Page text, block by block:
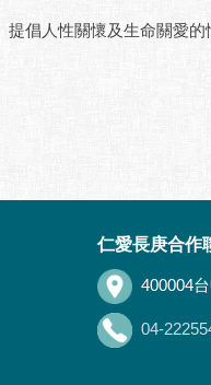
提倡人性關懷及生命關愛的
仁愛長庚合作
400004
04-